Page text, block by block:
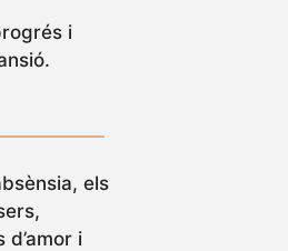
i
els
d’amor i